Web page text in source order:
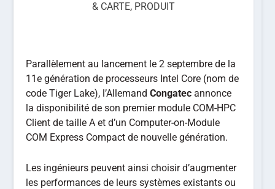
& CARTE, PRODUIT
Parallèlement au lancement le 2 septembre de la
11e génération de processeurs Intel Core (nom de
code Tiger Lake), l’AllemandCongatec annonce
la disponibilité de son premier module COM-HPC
Client de taille A et d’un Computer-on-Module
COM Express Compact de nouvelle génération.
Les ingénieurs peuvent ainsi choisir d’augmenter
les performances de leurs systèmes existants ou